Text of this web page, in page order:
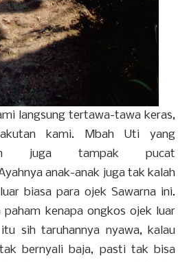
langsung tertawa-tawa keras,
kami. Mbah Uti yang
juga tampak pucat
anak-anak juga tak kalah
biasa para ojek Sawarna ini.
paham kenapa ongkos ojek luar
sih taruhannya nyawa, kalau
bernyali baja, pasti tak bisa